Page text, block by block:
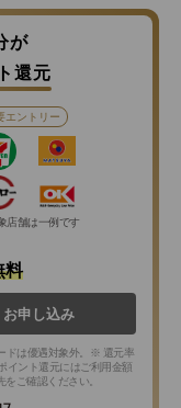
が
還元
エントリー
店舗は一例です
料
お申し込み
ドは優遇対象外。※ 還元率
イント還元にはご利用金額
ご確認ください。